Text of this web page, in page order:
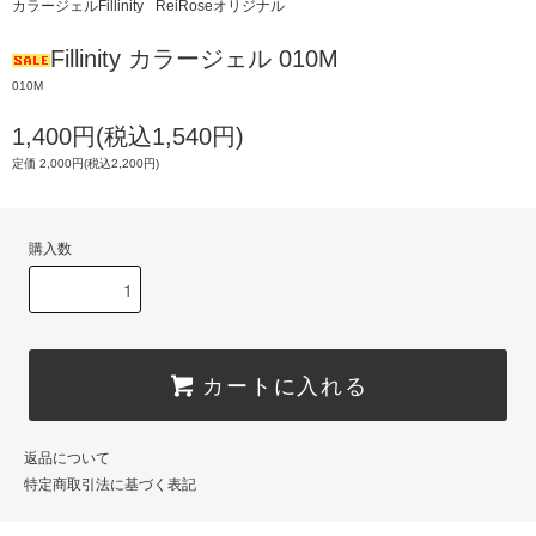
カラージェルFillinity ReiRoseオリジナル
Fillinity カラージェル 010M
010M
1,400円(税込1,540円)
定価 2,000円(税込2,200円)
購入数
カートに入れる
返品について
特定商取引法に基づく表記